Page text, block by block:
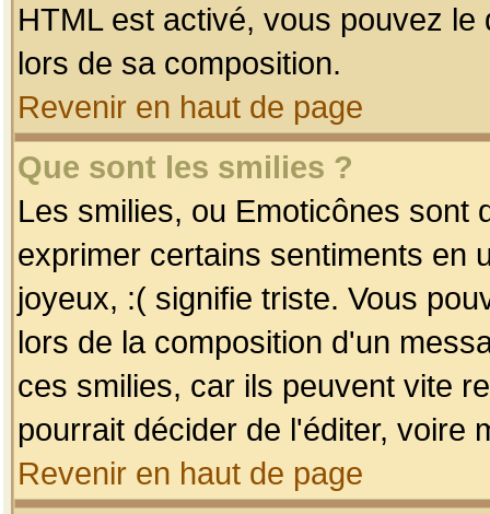
HTML est activé, vous pouvez
lors de sa composition.
Revenir en haut de page
Que sont les smilies ?
Les smilies, ou Emoticônes sont
exprimer certains sentiments en
joyeux, :( signifie triste. Vous
lors de la composition d'un
ces smilies, car ils peuvent vite
pourrait décider de l'éditer, voire
Revenir en haut de page